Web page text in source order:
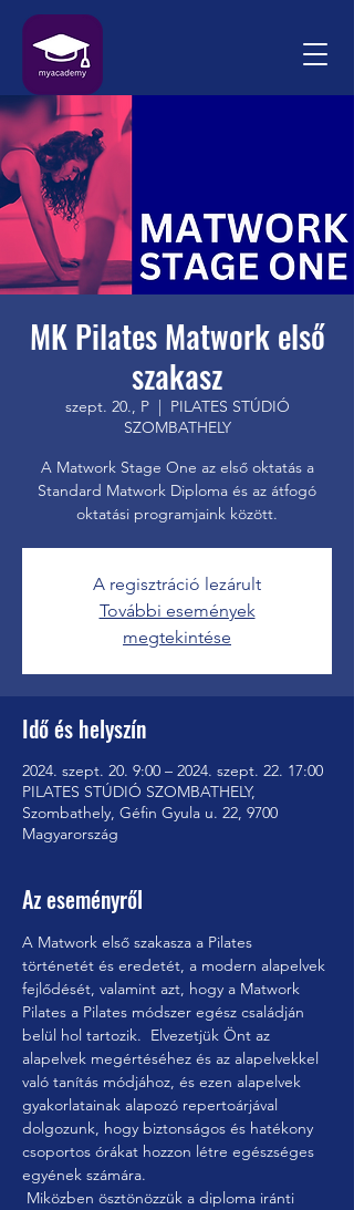
MK Pilates Matwork első
szakasz
szept. 20., P
  |
PILATES STÚDIÓ
SZOMBATHELY
A Matwork Stage One az első oktatás a
Standard Matwork Diploma és az átfogó
A regisztráció lezárult
További események
megtekintése
Idő és helyszín
2024. szept. 20. 9:00 – 2024. szept. 22. 17:00
PILATES STÚDIÓ SZOMBATHELY,
Szombathely, Géfin Gyula u. 22, 9700
Magyarország
Az eseményről
A Matwork első szakasza a Pilates
történetét és eredetét, a modern alapelvek
fejlődését, valamint azt, hogy a Matwork
Pilates a Pilates módszer egész családján
belül hol tartozik.  Elvezetjük Önt az
alapelvek megértéséhez és az alapelvekkel
való tanítás módjához, és ezen alapelvek
gyakorlatainak alapozó repertoárjával
dolgozunk, hogy biztonságos és hatékony
csoportos órákat hozzon létre egészséges
egyének számára.